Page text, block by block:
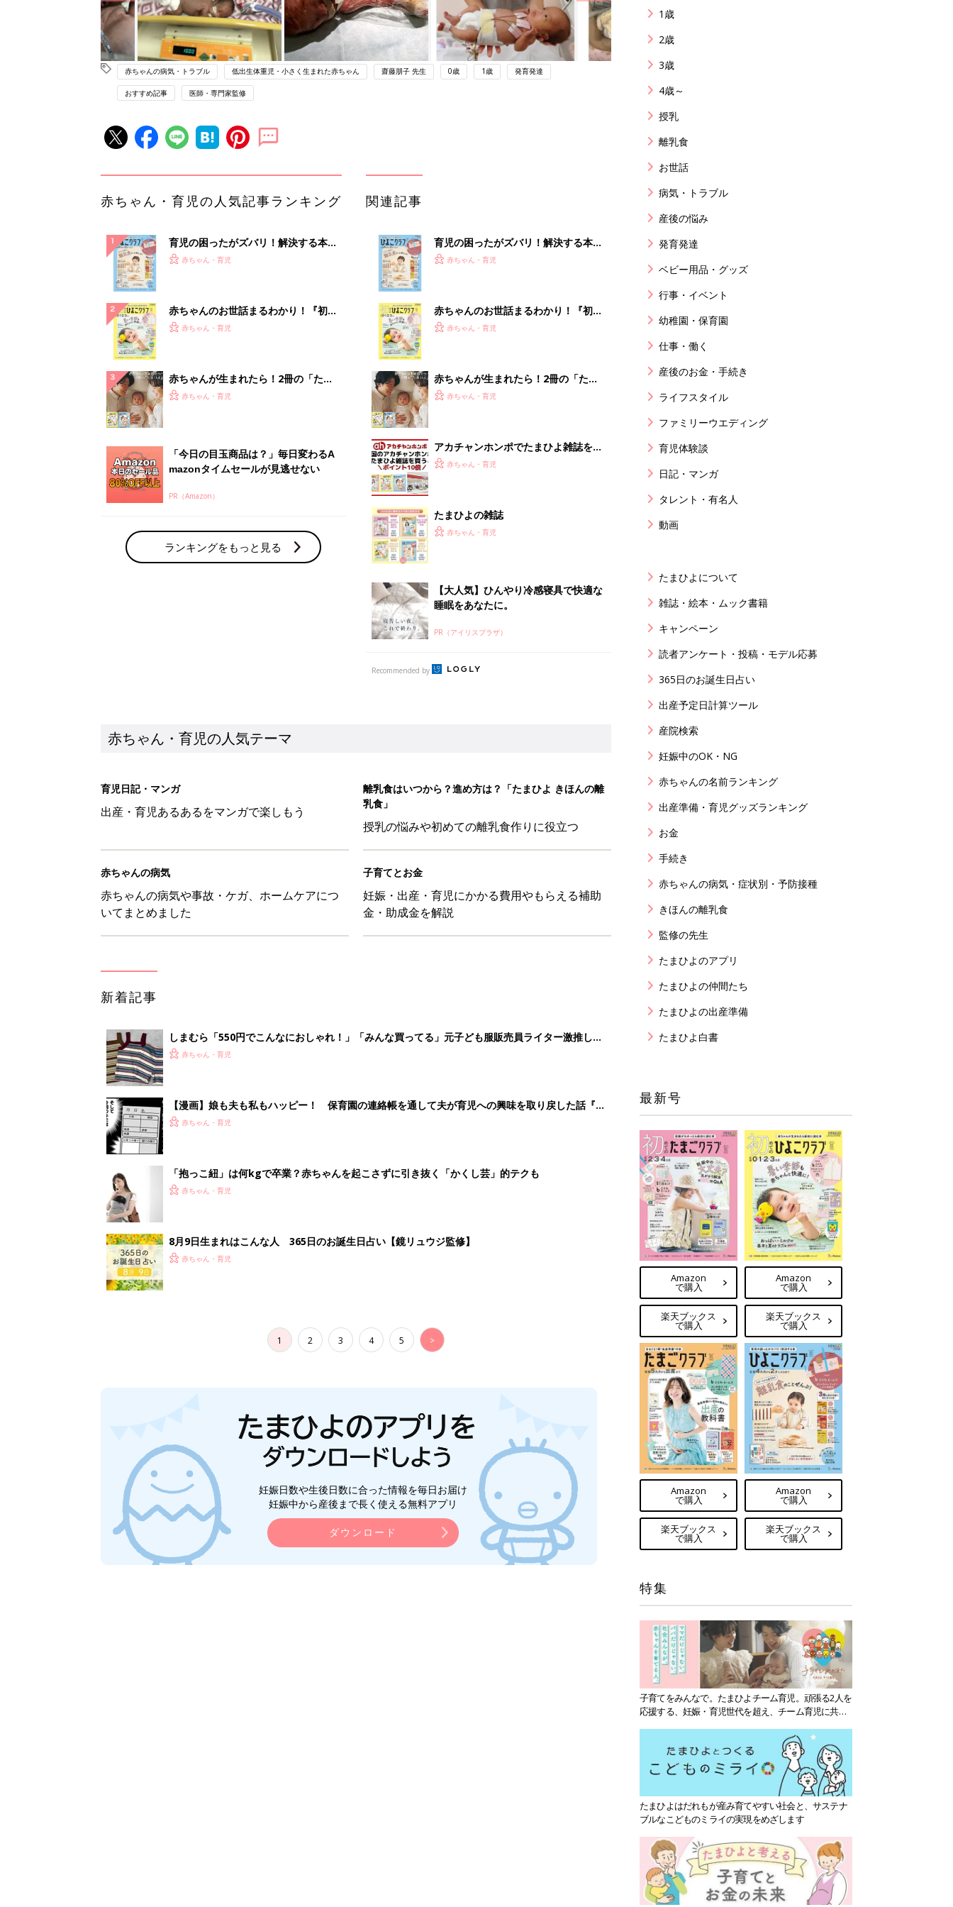
赤ちゃんの病気・トラブル 低出生体重児・小さく生まれた赤ちゃん 齋藤朋子 先生 0歳 1歳 発育発達
おすすめ記事 医師・専門家監修
赤ちゃん・育児の人気記事ランキング
育児の困ったがズバリ！解決する本
『ひよこクラブ 秋号』 4カ月～2才
赤ちゃん・育児
赤ちゃんのお世話まるわかり！『初め
てのひよこクラブ 夏号』〈巻頭大特
解決テク
赤ちゃん・育児
赤ちゃんが生まれたら！2冊の「たま
ひよ」
赤ちゃん・育児
「今日の目玉商品は？」毎日変わるA
mazonタイムセールが見逃せない
PR（Amazon）
ランキングをもっと見る
関連記事
育児の困ったがズバリ！解決する本
『ひよこクラブ 秋号』 4カ月～2才
赤ちゃん・育児
赤ちゃんのお世話まるわかり！『初め
てのひよこクラブ 夏号』〈巻頭大特
解決テク
赤ちゃん・育児
赤ちゃんが生まれたら！2冊の「たま
ひよ」
赤ちゃん・育児
アカチャンホンポでたまひよ雑誌を買
うとポイント10倍【期間限定】
赤ちゃん・育児
たまひよの雑誌
赤ちゃん・育児
【大人気】ひんやり冷感寝具で快適な
睡眠をあなたに。
PR（アイリスプラザ）
Recommended by
赤ちゃん・育児の人気テーマ
育児日記・マンガ
出産・育児あるあるをマンガで楽しもう
離乳食はいつから？進め方は？「たまひよ きほんの離
乳食」
授乳の悩みや初めての離乳食作りに役立つ
赤ちゃんの病気
赤ちゃんの病気や事故・ケガ、ホームケアにつ
いてまとめました
子育てとお金
妊娠・出産・育児にかかる費用やもらえる補助
金・助成金を解説
新着記事
しまむら「550円でこんなにおしゃれ！」「みんな買ってる」元子ども服販売員ライター激推し★
夏のバズりトップス4選
赤ちゃん・育児
【漫画】娘も夫も私もハッピー！ 保育園の連絡帳を通して夫が育児への興味を取り戻した話『ふ
うふう子育て ＃92』
赤ちゃん・育児
「抱っこ紐」は何kgで卒業？赤ちゃんを起こさずに引き抜く「かくし芸」的テクも
赤ちゃん・育児
8月9日生まれはこんな人 365日のお誕生日占い【鏡リュウジ監修】
赤ちゃん・育児
1 2 3 4 5 >
妊娠日数や生後日数に合った情報を毎日お届け
妊娠中から産後まで長く使える無料アプリ
ダウンロード
1歳
2歳
3歳
4歳～
授乳
離乳食
お世話
病気・トラブル
産後の悩み
発育発達
ベビー用品・グッズ
行事・イベント
幼稚園・保育園
仕事・働く
産後のお金・手続き
ライフスタイル
ファミリーウエディング
育児体験談
日記・マンガ
タレント・有名人
動画
たまひよについて
雑誌・絵本・ムック書籍
キャンペーン
読者アンケート・投稿・モデル応募
365日のお誕生日占い
出産予定日計算ツール
産院検索
妊娠中のOK・NG
赤ちゃんの名前ランキング
出産準備・育児グッズランキング
お金
手続き
赤ちゃんの病気・症状別・予防接種
きほんの離乳食
監修の先生
たまひよのアプリ
たまひよの仲間たち
たまひよの出産準備
たまひよ白書
最新号
Amazon
で購入
楽天ブックス
で購入
Amazon
で購入
楽天ブックス
で購入
Amazon
で購入
楽天ブックス
で購入
Amazon
で購入
楽天ブックス
で購入
特集
子育てをみんなで。たまひよチーム育児。頑張る2人を
応援する、妊娠・育児世代を超え、チーム育児に共感
たまひよはだれもが産み育てやすい社会と、サステナ
ブルなこどものミライの実現をめざします